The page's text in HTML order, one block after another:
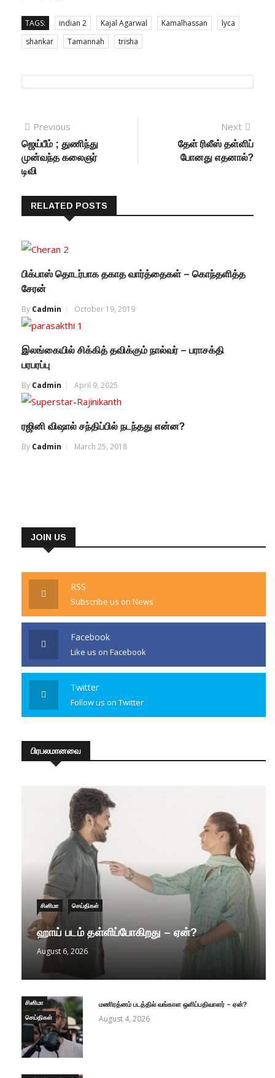
TAGS: indian 2 Kajal Agarwal Kamalhassan
lyca
shankar
Tamannah trisha
Post navigation
Previous
ஜெய்பீம் ; துணிந்து
முன்வந்த கலைஞர்
டிவி
Next
தேள் ரிலீஸ் தள்ளிப்
போனது எதனால்?
RELATED POSTS
பிக்பாஸ் தொடர்பாக தகாத வார்த்தைகள் – கொந்தளித்த
சேரன்
By Cadmin October 19, 2019
இலங்கையில் சிக்கித் தவிக்கும் நால்வர் – பராசக்தி
பரபரப்பு
By Cadmin April 9, 2025
ரஜினி விஷால் சந்திப்பில் நடந்தது என்ன?
By Cadmin March 25, 2018
JOIN US
RSS
Subscribe us on News
Facebook
Like us on Facebook
Twitter
Follow us on Twitter
பிரபலமானவை
சினிமா செய்திகள்
ஹாய் படம் தள்ளிப்போகிறது – ஏன்?
August 6, 2026
சினிமா
செய்திகள்
மணிரத்னம் படத்தில் வங்காள ஒளிப்பதிவாளர் – ஏன்?
August 4, 2026